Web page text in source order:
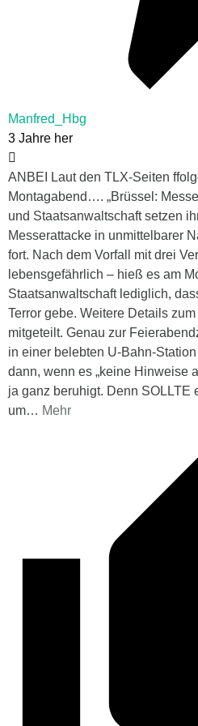
Manfred_Hbg
3 Jahre her
ANBEI Laut den TLX-Seiten
Montagabend…. „Brüssel:
und Staatsanwaltschaft setzen
Messerattacke in unmittelbarer
fort. Nach dem Vorfall mit drei
lebensgefährlich – hieß es am
Staatsanwaltschaft lediglich,
Terror gebe. Weitere Details
mitgeteilt. Genau zur
in einer belebten U-Bahn-
dann, wenn es „keine Hinweise
ja ganz beruhigt. Denn SOLLTE
um… Mehr